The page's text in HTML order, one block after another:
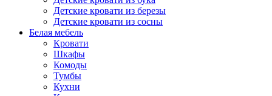
Детские кровати из березы
Детские кровати из сосны
Белая мебель
Кровати
Шкафы
Комоды
Тумбы
Кухни